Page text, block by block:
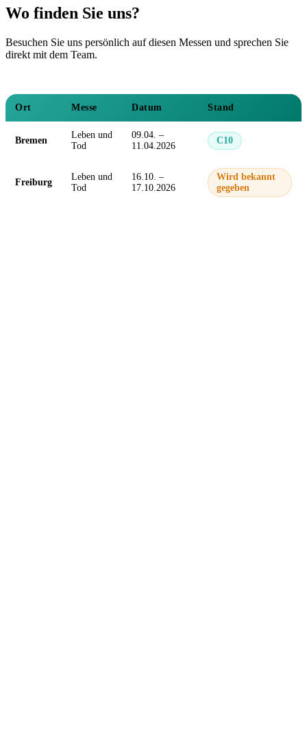
Wo finden Sie uns?
Besuchen Sie uns persönlich auf diesen Messen und sprechen Sie
direkt mit dem Team.
Ort Messe Datum Stand
Bremen
Leben und
Tod
09.04. –
11.04.2026
C10
Freiburg
Leben und
Tod
16.10. –
17.10.2026
Wird bekannt
gegeben